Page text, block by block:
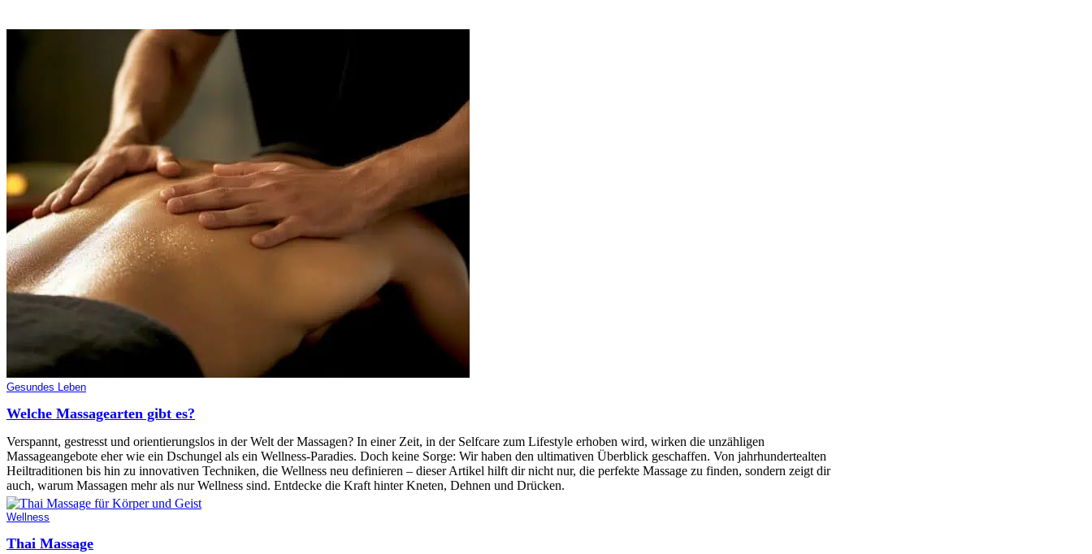
Gesundes Leben
Welche Massagearten gibt es?
Verspannt, gestresst und orientierungslos in der Welt der Massagen? In einer Zeit, in der Selfcare zum Lifestyle erhoben wird, wirken die unzähligen
Massageangebote eher wie ein Dschungel als ein Wellness-Paradies. Doch keine Sorge: Wir haben den ultimativen Überblick geschaffen. Von jahrhundertealten
Heiltraditionen bis hin zu innovativen Techniken, die Wellness neu definieren – dieser Artikel hilft dir nicht nur, die perfekte Massage zu finden, sondern zeigt dir
auch, warum Massagen mehr als nur Wellness sind. Entdecke die Kraft hinter Kneten, Dehnen und Drücken.
Wellness
Thai Massage